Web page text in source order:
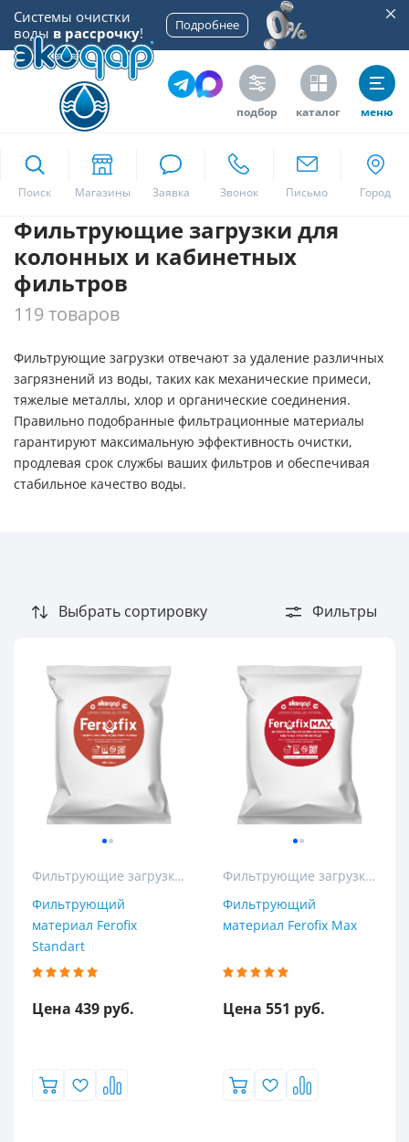
Системы очистки
воды в рассрочку! Подробнее
подбор каталог меню
Поиск
Москва
Фильтрующие загрузки для
колонных и кабинетных
фильтров
119 товаров
Фильтрующие загрузки отвечают за удаление различных
загрязнений из воды, таких как механические примеси,
тяжелые металлы, хлор и органические соединения.
Правильно подобранные фильтрационные материалы
гарантируют максимальную эффективность очистки,
продлевая срок службы ваших фильтров и обеспечивая
стабильное качество воды.
Выбрать сортировку Фильтры
Цена
Производитель
Dupont
NWC Carbon
Purolite
ОКПУР Аква
Экодар
Тип загрязнения
Железо
Жесткость
Хлор
Популярность
4
4.5
Содержание железа (max), мг/л
15
20
30
Фильтрующие загрузки для колонных и кабинетных фильтров
Фильтрующий
материал Ferofix
Standart
Цена 439 руб.
Фильтрующие загрузки для колонных и кабинетных фильтров
Фильтрующий
материал Ferofix Max
Цена 551 руб.